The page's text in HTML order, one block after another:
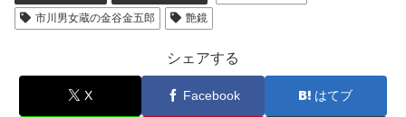
市川男女蔵の金谷金五郎
艶鏡
シェアする
X Facebook はてブ